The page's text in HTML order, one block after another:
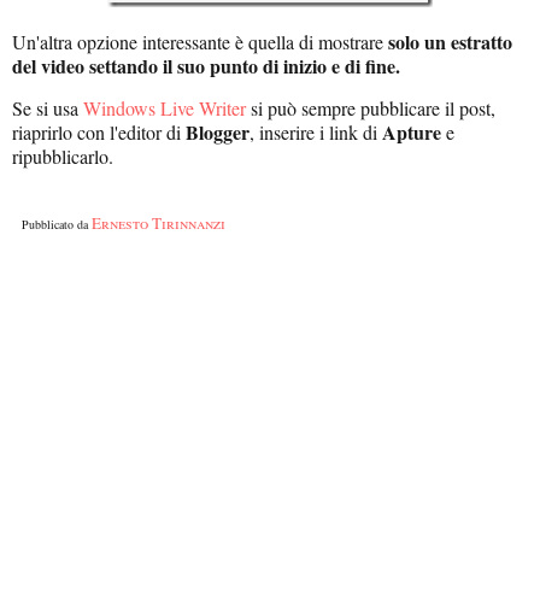
Un'altra opzione interessante è quella di mostraresolo un estratto
del video settando il suo punto di inizio e di fine.
Se si usa Windows Live Writersi può sempre pubblicare il post,
riaprirlo con l'editor di Blogger, inserire i link di Apturee
ripubblicarlo.
Pubblicato daErnesto Tirinnanzi